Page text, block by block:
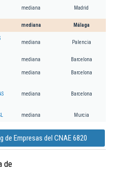
mediana Madrid
mediana Málaga
mediana Palencia
mediana Barcelona
mediana Barcelona
mediana Barcelona
mediana Murcia
de Empresas del CNAE 6820
de